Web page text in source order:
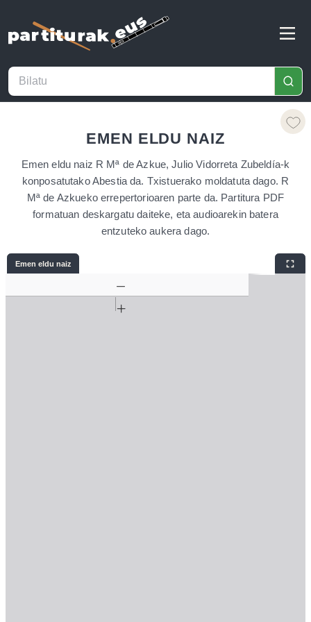
EMEN ELDU NAIZ
Emen eldu naiz R Mª de Azkue, Julio Vidorreta Zubeldía-k
konposatutako Abestia da. Txistuerako moldatuta dago. R
Mª de Azkueko errepertorioaren parte da. Partitura PDF
formatuan deskargatu daiteke, eta audioarekin batera
entzuteko aukera dago.
Emen eldu naiz